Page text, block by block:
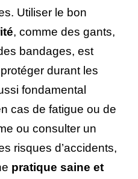
Utiliser le bon
, comme des gants,
bandages, est
durant les
fondamental
cas de fatigue ou de
ou consulter un
risques d’accidents,
pratique saine et